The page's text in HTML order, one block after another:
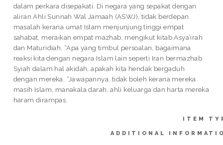
dalam perkara disepakati. Di negara yang sepakat dengan
aliran Ahli Sunnah Wal Jamaah (ASWJ), tidak berdepan
masalah kerana umat Islam menjunjung tinggi empat
sahabat, meraikan empat mazhab, mengikut kitab Asya’irah
dan Maturidiah. “Apa yang timbul persoalan, bagaimana
reaksi kita dengan negara Islam lain seperti Iran bermazhab
Syiah dalam hal akidah, apakah kita hendak bergaduh
dengan mereka. “Jawapannya, tidak boleh kerana mereka
masih Islam, manakala darah, ahli keluarga dan harta mereka
haram dirampas.
ITEM
ADDITIONAL